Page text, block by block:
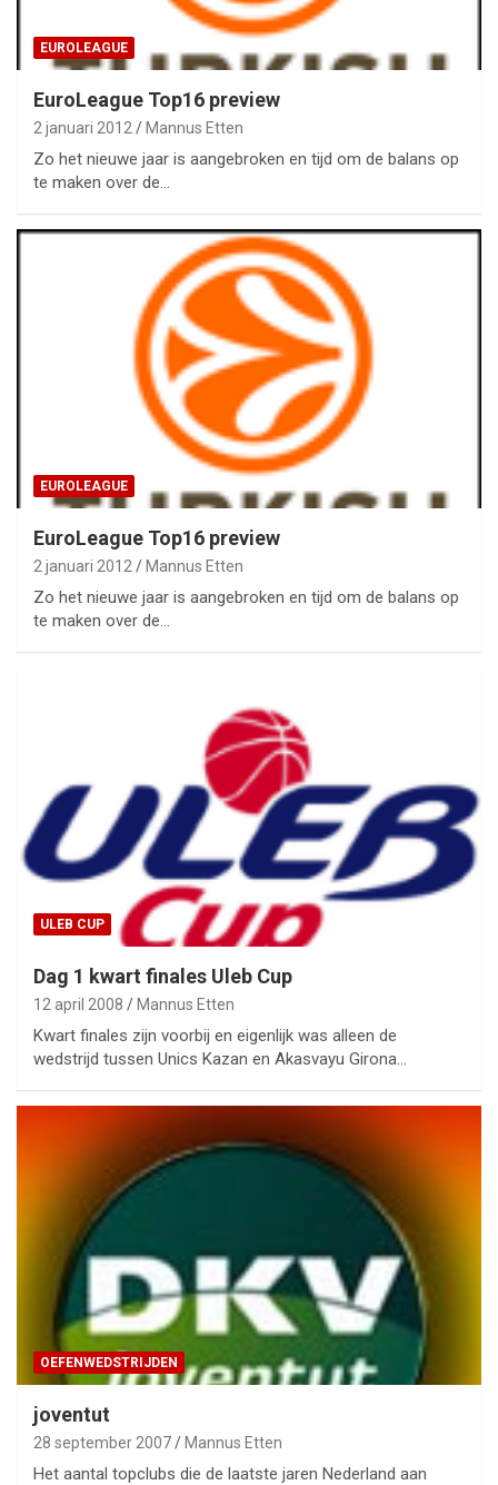
EUROLEAGUE
EuroLeague Top16 preview
2 januari 2012 Mannus Etten
Zo het nieuwe jaar is aangebroken en tijd om de balans op
te maken over de…
EUROLEAGUE
EuroLeague Top16 preview
2 januari 2012 Mannus Etten
Zo het nieuwe jaar is aangebroken en tijd om de balans op
te maken over de…
ULEB CUP
Dag 1 kwart finales Uleb Cup
12 april 2008 Mannus Etten
Kwart finales zijn voorbij en eigenlijk was alleen de
wedstrijd tussen Unics Kazan en Akasvayu Girona…
OEFENWEDSTRIJDEN
joventut
28 september 2007 Mannus Etten
Het aantal topclubs die de laatste jaren Nederland aan